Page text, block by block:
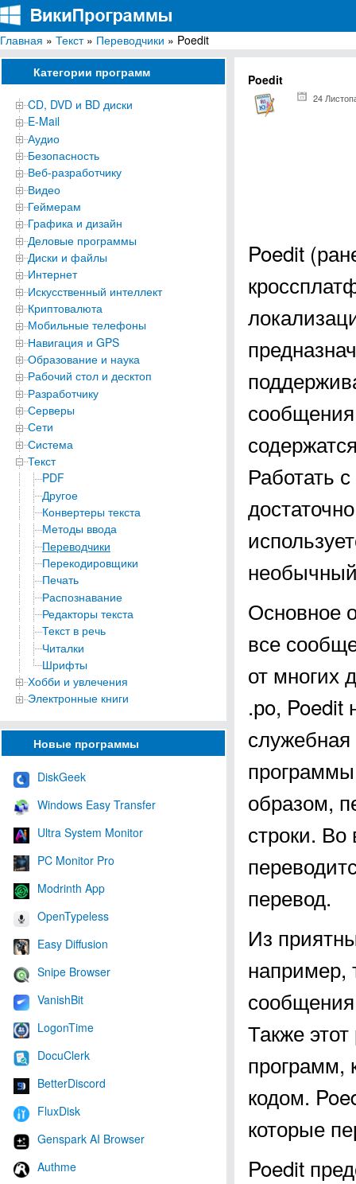
ВикиПрограммы
Энциклопедия бесплатных компьютерных программ для Windows
Главная » Текст» Переводчики » Poedit
Категории программ
CD, DVD и BD диски
E-Mail
Аудио
Безопасность
Веб-разработчику
Видео
Геймерам
Графика и дизайн
Деловые программы
Диски и файлы
Интернет
Искусственный интеллект
Криптовалюта
Мобильные телефоны
Навигация и GPS
Образование и наука
Рабочий стол и десктоп
Разработчику
Серверы
Сети
Система
Текст
PDF
Другое
Конвертеры текста
Методы ввода
Переводчики
Перекодировщики
Печать
Распознавание
Редакторы текста
Текст в речь
Читалки
Шрифты
Хобби и увлечения
Электронные книги
Новые программы
DiskGeek
Windows Easy Transfer
Ultra System Monitor
PC Monitor Pro
Modrinth App
OpenTypeless
Easy Diffusion
Snipe Browser
VanishBit
LogonTime
DocuClerk
BetterDiscord
FluxDisk
Genspark AI Browser
Authme
Poedit
24
Poedit
Работать
Основное
все
от многих
.рo, Poedit
образом,
строки. Во
перевод.
Из
например,
Также
программ,
кодом.
которые
Poedit